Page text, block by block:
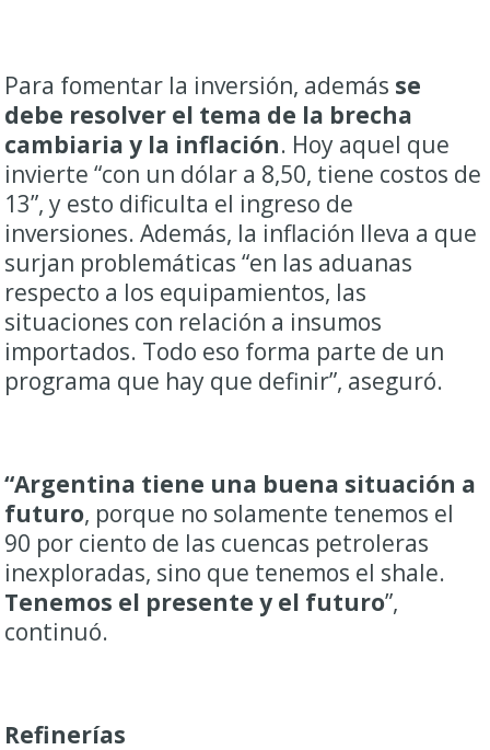
Para fomentar la inversión, además se
debe resolver el tema de la brecha
cambiaria y la inflación. Hoy aquel que
invierte “con un dólar a 8,50, tiene costos de
13”, y esto dificulta el ingreso de
inversiones. Además, la inflación lleva a que
surjan problemáticas “en las aduanas
respecto a los equipamientos, las
situaciones con relación a insumos
importados. Todo eso forma parte de un
programa que hay que definir”, aseguró.
“Argentina tiene una buena situación a
futuro, porque no solamente tenemos el
90 por ciento de las cuencas petroleras
inexploradas, sino que tenemos el shale.
Tenemos el presente y el futuro”,
continuó.
Refinerías